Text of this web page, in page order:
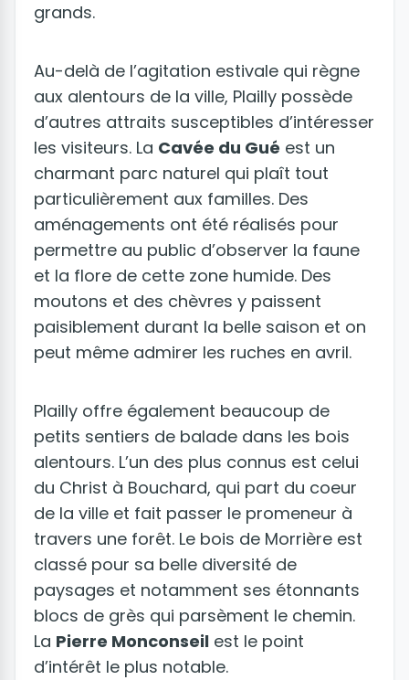
grands.
Au-delà de l’agitation estivale qui règne
aux alentours de la ville, Plailly possède
d’autres attraits susceptibles d’intéresser
les visiteurs. La Cavée du Gué est un
charmant parc naturel qui plaît tout
particulièrement aux familles. Des
aménagements ont été réalisés pour
permettre au public d’observer la faune
et la flore de cette zone humide. Des
moutons et des chèvres y paissent
paisiblement durant la belle saison et on
peut même admirer les ruches en avril.
Plailly offre également beaucoup de
petits sentiers de balade dans les bois
alentours. L’un des plus connus est celui
du Christ à Bouchard, qui part du coeur
de la ville et fait passer le promeneur à
travers une forêt. Le bois de Morrière est
classé pour sa belle diversité de
paysages et notamment ses étonnants
blocs de grès qui parsèment le chemin.
La Pierre Monconseil est le point
d’intérêt le plus notable.